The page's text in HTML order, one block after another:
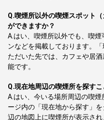
Q.喫煙所以外の喫煙スポット
ができますか？
A. はい、喫煙所以外でも、喫
ンなどを掲載しております。
ただいた先では、カフェや居
能です。
Q.現在地周辺の喫煙所を探す
A. はい、今いる場所周辺の喫
ージ内の「現在地から探す」
辺の地図上に喫煙所が表示され